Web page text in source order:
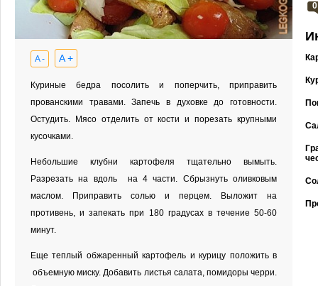
A - A +
Куриные бедра посолить и поперчить, приправить
прованскими травами. Запечь в духовке до готовности.
Остудить. Мясо отделить от кости и порезать крупными
кусочками.
Небольшие клубни картофеля тщательно вымыть.
Разрезать на вдоль на 4 части. Сбрызнуть оливковым
маслом. Приправить солью и перцем. Выложит на
противень, и запекать при 180 градусах в течение 50-60
минут.
Еще теплый обжаренный картофель и курицу положить в
объемную миску. Добавить листья салата, помидоры черри.
0